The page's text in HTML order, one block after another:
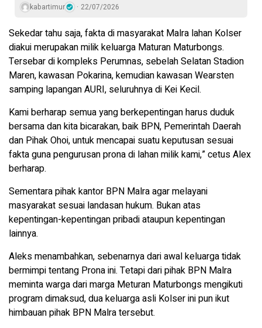
kabartimur 22/07/2026
Sekedar tahu saja, fakta di masyarakat Malra lahan Kolser
diakui merupakan milik keluarga Maturan Maturbongs.
Tersebar di kompleks Perumnas, sebelah Selatan Stadion
Maren, kawasan Pokarina, kemudian kawasan Wearsten
samping lapangan AURI, seluruhnya di Kei Kecil.
Kami berharap semua yang berkepentingan harus duduk
bersama dan kita bicarakan, baik BPN, Pemerintah Daerah
dan Pihak Ohoi, untuk mencapai suatu keputusan sesuai
fakta guna pengurusan prona di lahan milik kami,” cetus Alex
berharap.
Sementara pihak kantor BPN Malra agar melayani
masyarakat sesuai landasan hukum. Bukan atas
kepentingan-kepentingan pribadi ataupun kepentingan
lainnya.
Aleks menambahkan, sebenarnya dari awal keluarga tidak
bermimpi tentang Prona ini. Tetapi dari pihak BPN Malra
meminta warga dari marga Meturan Maturbongs mengikuti
program dimaksud, dua keluarga asli Kolser ini pun ikut
himbauan pihak BPN Malra tersebut.